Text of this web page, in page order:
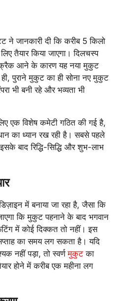
ने जानकारी दी कि करीब 5 किलो
तैयार किया जाएगा। दिलचस्प
क्रैक आने के कारण यह नया मुकुट
ही, पुराने मुकुट का ही सोना नए मुकुट
भी बनी रहे और भव्यता भी
एक विशेष कमेटी गठित की गई है,
का ध्यान रख रही है। सबसे पहले
बाद रिद्धि-सिद्धि और शुभ-लाभ
में बनाया जा रहा है, जैसा कि
कि मुकुट पहनाने के बाद भगवान
में कोई दिक्कत तो नहीं। इस
का समय लग सकता है। यदि
नहीं पड़ा, तो स्वर्णमुकुट का
होने में करीब एक महीना लग